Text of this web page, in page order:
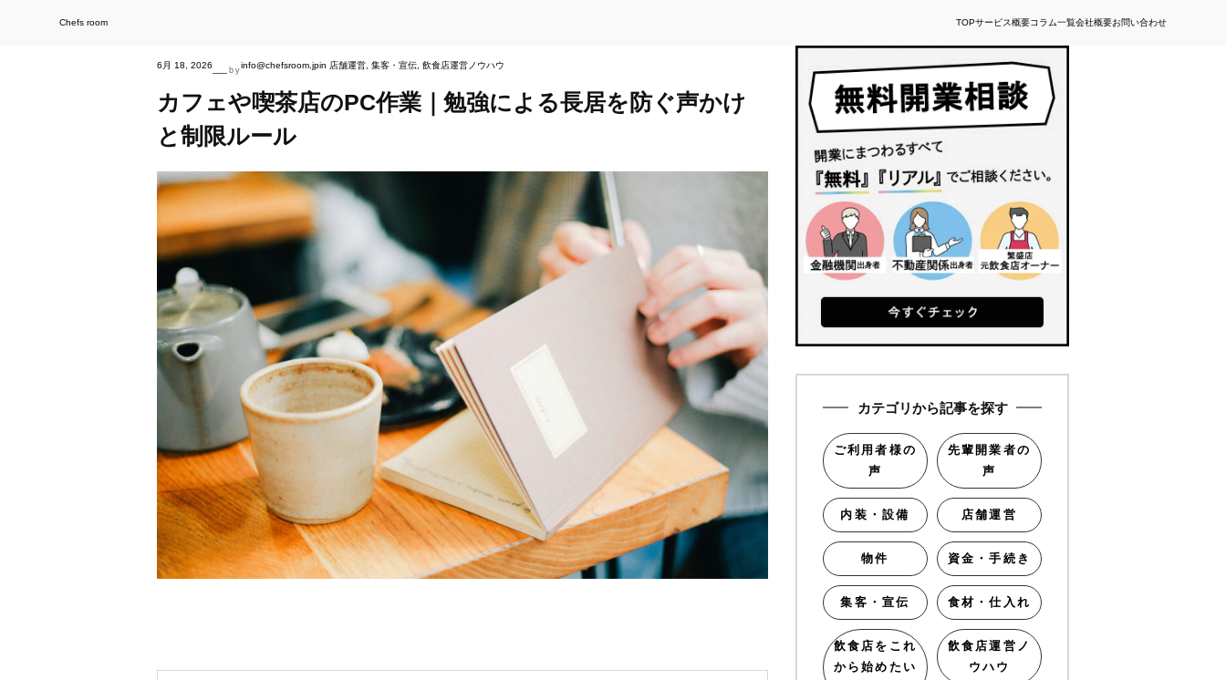
Chefs room TOPサービス概要コラム一覧会社概要お問い合わせ
6月 18, 2026—byinfo@chefsroom.jpin 店舗運営, 集客・宣伝, 飲食店運営ノウハウ
カフェや喫茶店のPC作業｜勉強による長居を防ぐ声かけ
と制限ルール
カテゴリから記事を探す
ご利用者様の
声
先輩開業者の
声
内装・設備 店舗運営
物件 資金・手続き
集客・宣伝 食材・仕入れ
飲食店をこれ
から始めたい
飲食店運営ノ
ウハウ